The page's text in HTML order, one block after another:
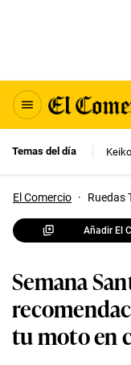
Temas del día
El Comercio · Ruedas
Añadir El
Semana
tu moto en